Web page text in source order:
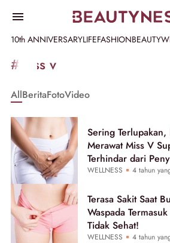
10th ANNIVERSARYLIFEFASHIONBEAUTY
Informasi
[GET_DATA_TITLE]
Beautynesia
#miss v
AllBeritaFotoVideo
Sering
Merawat Miss V
Terhindar dari
WELLNESS 4 tahun
Terasa Sakit Saat
Waspada
Tidak Sehat!
WELLNESS 4 tahun